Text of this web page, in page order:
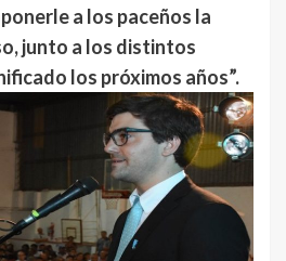
a los paceños la
junto a los distintos
los próximos años”.